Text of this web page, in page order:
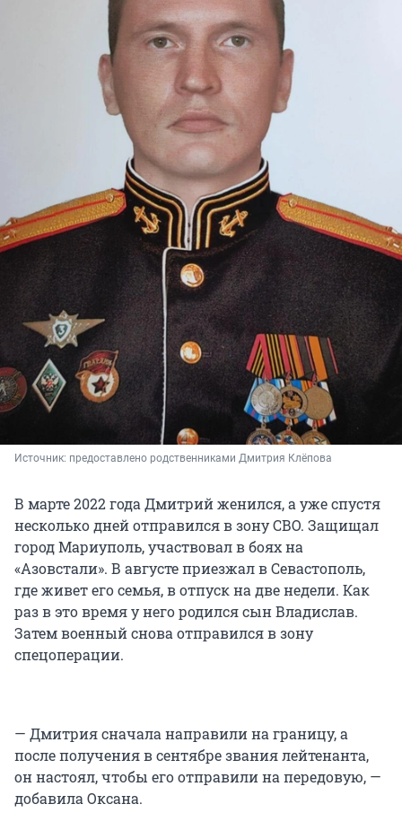
Источник: предоставлено родственниками Дмитрия Клёпова
В марте 2022 года Дмитрий женился, а уже спустя
несколько дней отправился в зону СВО. Защищал
город Мариуполь, участвовал в боях на
«Азовстали». В августе приезжал в Севастополь,
где живет его семья, в отпуск на две недели. Как
раз в это время у него родился сын Владислав.
Затем военный снова отправился в зону
спецоперации.
— Дмитрия сначала направили на границу, а
после получения в сентябре звания лейтенанта,
он настоял, чтобы его отправили на передовую, —
добавила Оксана.